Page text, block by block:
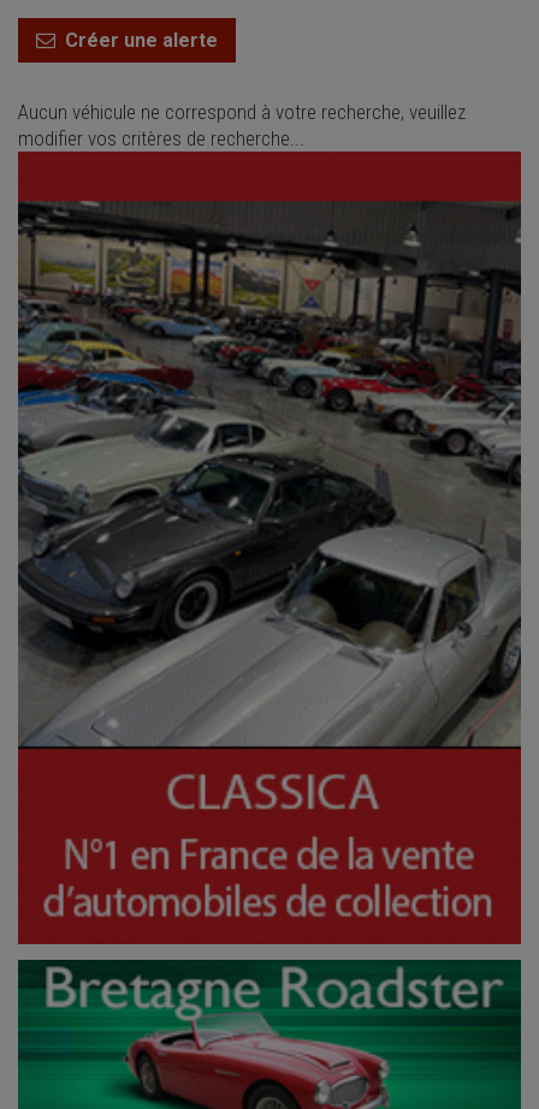
Créer une alerte
Aucun véhicule ne correspond à votre recherche, veuillez
modifier vos critères de recherche...